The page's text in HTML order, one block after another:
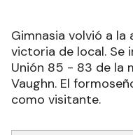
Gimnasia volvió a
victoria de local. Se
Unión 85 - 83 de la
Vaughn. El
como visitante.